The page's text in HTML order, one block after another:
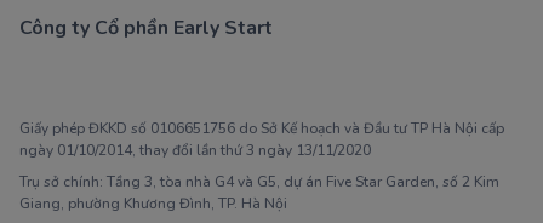
Công ty Cổ phần Early Start
Giấy phép ĐKKD số 0106651756 do Sở Kế hoạch và Đầu tư TP Hà Nội cấp
ngày 01/10/2014, thay đổi lần thứ 3 ngày 13/11/2020
Trụ sở chính: Tầng 3, tòa nhà G4 và G5, dự án Five Star Garden, số 2 Kim
Giang, phường Khương Đình, TP. Hà Nội